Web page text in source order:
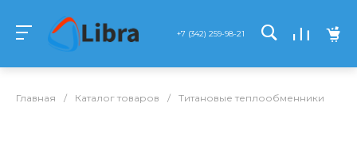
+7 (342) 259-98-21
Главная / Каталог товаров / Титановые теплообменники